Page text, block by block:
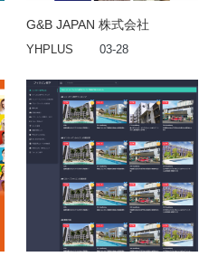
G&B JAPAN 株式会社
YHPLUS 03-28